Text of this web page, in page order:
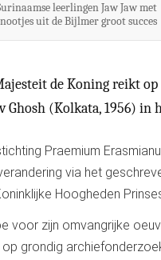
leerlingen Jaw Jaw met
uit de Bijlmer groot succes
de Koning reikt
Ghosh (Kolkata, 1956)
Praemium
via het
Hoogheden
voor zijn omvangrijke
grondig